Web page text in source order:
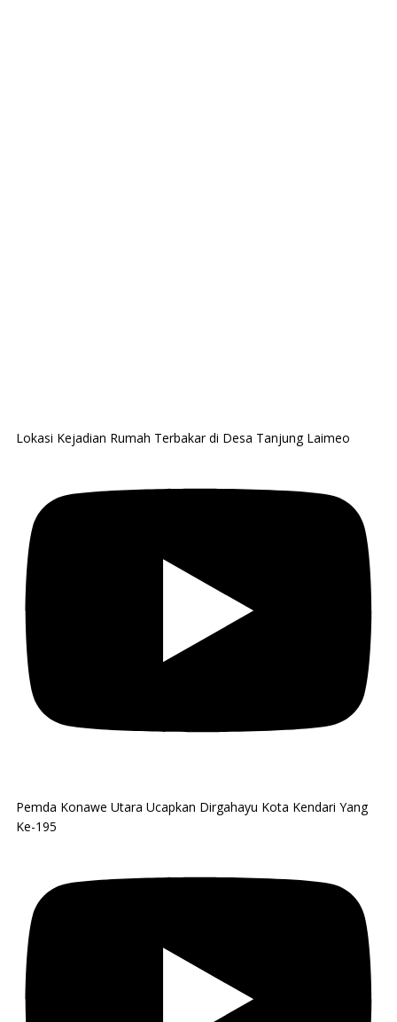
Lokasi Kejadian Rumah Terbakar di Desa Tanjung Laimeo
Pemda Konawe Utara Ucapkan Dirgahayu Kota Kendari Yang
Ke-195